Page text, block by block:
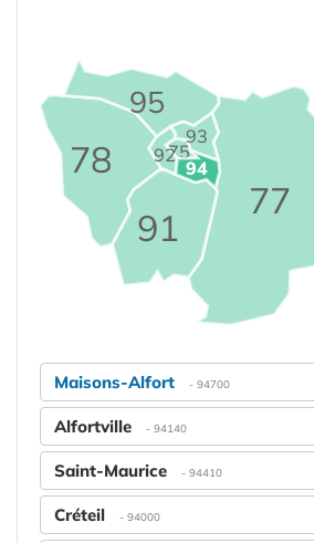
75
77
78
91
92
93
94
95
Maisons-Alfort - 94700
Alfortville - 94140
Saint-Maurice - 94410
Créteil - 94000